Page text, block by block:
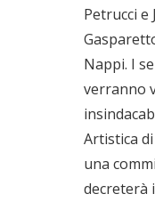
Petrucci e
Nappi. I
verranno
Artistica
una
decreterà